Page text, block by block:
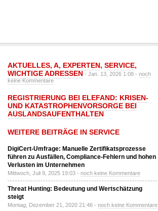
AKTUELLES, A, EXPERTEN, SERVICE,
WICHTIGE ADRESSEN - Jan. 13, 2026 1:08 - noch
keine Kommentare
REGISTRIERUNG BEI ELEFAND: KRISEN-
UND KATASTROPHENVORSORGE BEI
AUSLANDSAUFENTHALTEN
WEITERE BEITRÄGE IN SERVICE
DigiCert-Umfrage: Manuelle Zertifikatsprozesse
führen zu Ausfällen, Compliance-Fehlern und hohen
Verlusten im Unternehmen
Mittwoch, Juli 9, 2025 19:03 - noch keine Kommentare
Threat Hunting: Bedeutung und Wertschätzung
steigt
Montag, Dezember 21, 2020 21:46 - noch keine Kommentare